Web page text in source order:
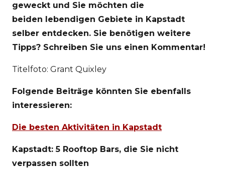
geweckt und Sie möchten die
beiden lebendigen Gebiete in Kapstadt
selber entdecken. Sie benötigen weitere
Tipps? Schreiben Sie uns einen Kommentar!
Titelfoto: Grant Quixley
Folgende Beiträge könnten Sie ebenfalls
interessieren:
Die besten Aktivitäten in Kapstadt
Kapstadt: 5 Rooftop Bars, die Sie nicht
verpassen sollten